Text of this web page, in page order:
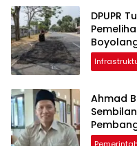
DPUPR
Ahmad